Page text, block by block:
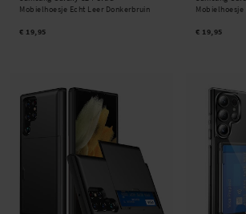
Otterbox, Spigen, ESR, Ringke of een van onze andere
Mobielhoesje Echt Leer Donkerbruin
€ 19,95
Mobielhoesje
€ 19,95